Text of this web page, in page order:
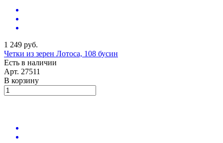
1 249 руб.
Четки из зерен Лотоса, 108 бусин
Есть в наличии
Арт. 27511
В корзину